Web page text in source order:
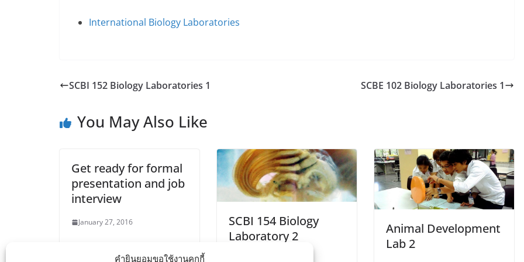
คำยินยอมขอใช้งานคุกกี้
International Biology Laboratories
SCBI 152 Biology Laboratories 1 SCBE 102 Biology Laboratories 1
You May Also Like
Get ready for formal
presentation and job
interview
January 27, 2016
SCBI 154 Biology
Laboratory 2
Animal Development
Lab 2